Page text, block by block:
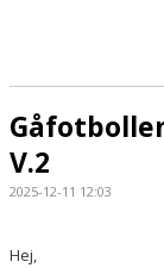
V.2
2025-12-11 12:03
Hej,